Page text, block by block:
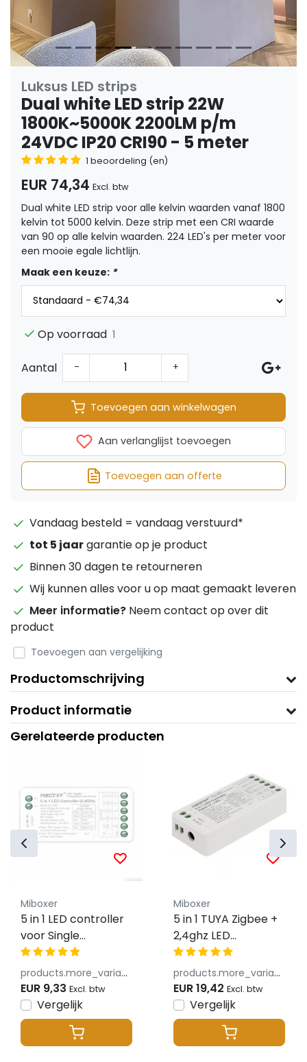
Luksus LED strips
Dual white LED strip 22W
1800K~5000K 2200LM p/m
24VDC IP20 CRI90 - 5 meter
1 beoordeling (en)
EUR 74,34 Excl. btw
Dual white LED strip voor alle kelvin waarden vanaf 1800
kelvin tot 5000 kelvin. Deze strip met een CRI waarde
van 90 op alle kelvin waarden. 224 LED's per meter voor
een mooie egale lichtlijn.
Maak een keuze: *
Op voorraad 1
Aantal - +
Toevoegen aan winkelwagen
Aan verlanglijst toevoegen
Toevoegen aan offerte
Vandaag besteld = vandaag verstuurd*
tot 5 jaargarantie op je product
Binnen 30 dagen te retourneren
Wij kunnen alles voor u op maat gemaakt leveren
Meer informatie? Neem contact op over dit
product
Toevoegen aan vergelijking
Productomschrijving
Product informatie
Gerelateerde producten
Miboxer
5 in 1 LED controller
voor Single
Color/Dual
White/RGB/RGBW/RGBWW/RGBCCT
LED strips 12-24v -
SR5
products.more_variants_available
EUR 9,33 Excl. btw
Vergelijk
Miboxer
5 in 1 TUYA Zigbee +
2,4ghz LED
controller - voor
Single Color/Dual
White/RGB/RGBW/
LED strips 12-24v -
SZ5
products.more_variants_available
EUR 19,42 Excl. btw
Vergelijk